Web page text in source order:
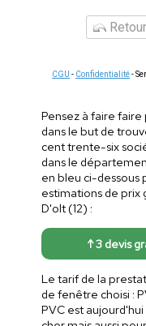
CGU - Confidentialité-
Pensez à faire faire
dans le but de
cent trente-six
dans le
en bleu ci-dessous
estimations de prix
D'olt (12) :
↑ 3 devis
Le tarif de la
de fenêtre choisi :
PVC est